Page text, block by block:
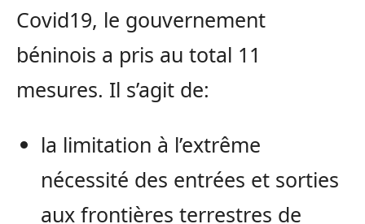
Covid19, le gouvernement
béninois a pris au total 11
mesures. Il s’agit de:
la limitation à l’extrême
nécessité des entrées et sorties
aux frontières terrestres de